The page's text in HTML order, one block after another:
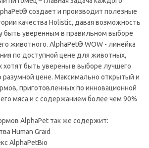
создает и производит полезные
качества Holistiс, давая возможность
быть уверенным в правильном выборе
животного. AlphaPet® WOW - линейка
по доступной цене для животных,
быть уверены в выборе лучшего
разумной цене. Максимально открытый и
приготовленных по инновационной
мяса и с содержанием более чем 90%
AlphaPet так же содержит:
Human Graid
AlphaPetBio